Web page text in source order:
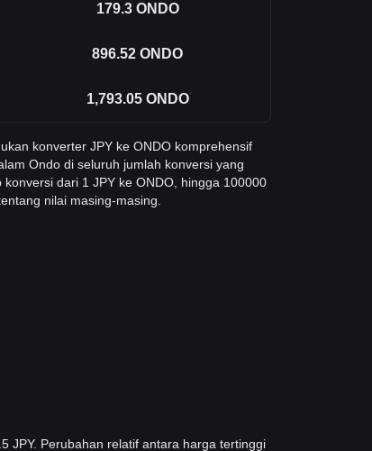
179.3 ONDO
896.52 ONDO
1,793.05 ONDO
konverter JPY ke ONDO komprehensif
Ondo di seluruh jumlah konversi yang
dari 1 JPY ke ONDO, hingga 100000
nilai masing-masing.
JPY. Perubahan relatif antara harga tertinggi